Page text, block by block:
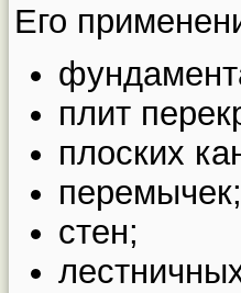
Его
плит
плоских
перемычек;
стен;